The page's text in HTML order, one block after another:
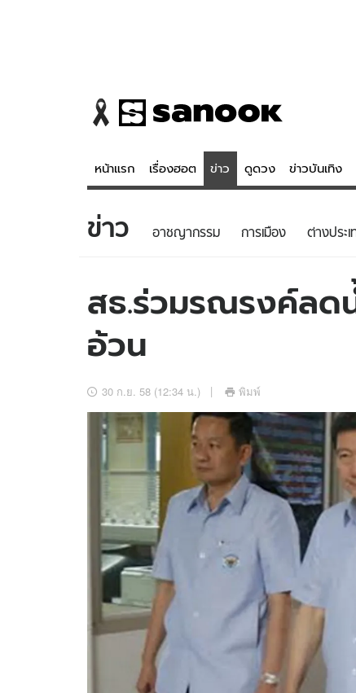
หน้าแรก เรื่องฮอต ข่าว ดูดวง ข่าวบันเทิง
ข่าว
ข่าวบันเทิง
ข่าวกีฬา
ข่าวเศรษฐกิจ
อัปเดตจีน
เช็กข่าวชัวร์
ดูดวง
สถิติหวยไทย
ดาวน์โหลดสนุกแอปฟรี ติดตามสนุกโ
สงวนลิขสิทธิ์ © 2569บริษัท อิมเมจ ฟิวเจอร์ (ประเทศไทย) จำกัด
ข่าว อาชญากรรม การเมือง ต่างประเ
สธ.ร่วมรณรงค์ลด
อ้วน
30 ก.ย. 58 (12:34 น.) พิมพ์